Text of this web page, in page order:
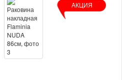
АКЦИЯ